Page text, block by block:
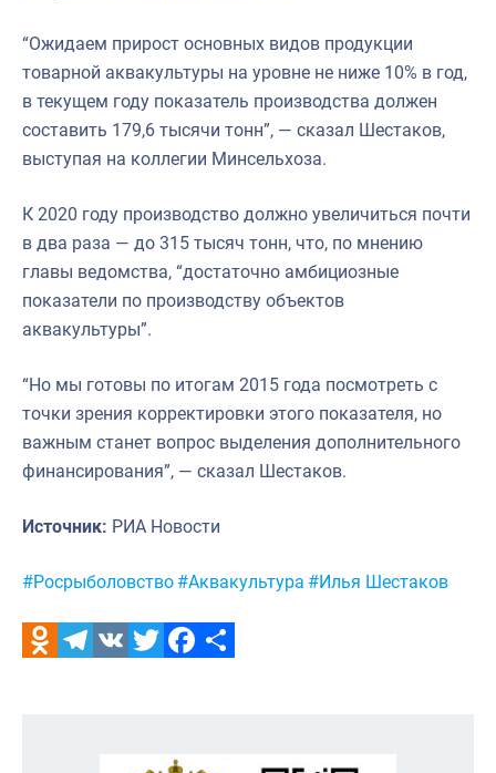
“Ожидаем прирост основных видов продукции
товарной аквакультуры на уровне не ниже 10% в год,
в текущем году показатель производства должен
составить 179,6 тысячи тонн”, — сказал Шестаков,
выступая на коллегии Минсельхоза.
К 2020 году производство должно увеличиться почти
в два раза — до 315 тысяч тонн, что, по мнению
главы ведомства, “достаточно амбициозные
показатели по производству объектов
аквакультуры”.
“Но мы готовы по итогам 2015 года посмотреть с
точки зрения корректировки этого показателя, но
важным станет вопрос выделения дополнительного
финансирования”, — сказал Шестаков.
Источник: РИА Новости
Метки:
#Росрыболовство #Аквакультура #Илья Шестаков